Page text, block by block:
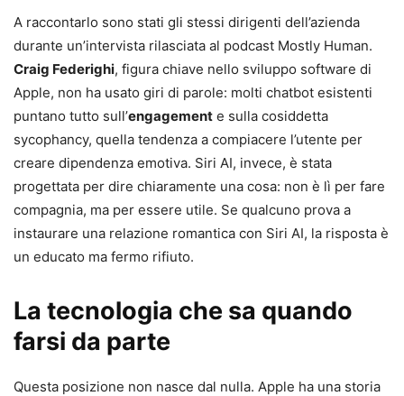
A raccontarlo sono stati gli stessi dirigenti dell’azienda
durante un’intervista rilasciata al podcast Mostly Human.
Craig Federighi, figura chiave nello sviluppo software di
Apple, non ha usato giri di parole: molti chatbot esistenti
puntano tutto sull’engagement e sulla cosiddetta
sycophancy, quella tendenza a compiacere l’utente per
creare dipendenza emotiva. Siri AI, invece, è stata
progettata per dire chiaramente una cosa: non è lì per fare
compagnia, ma per essere utile. Se qualcuno prova a
instaurare una relazione romantica con Siri AI, la risposta è
un educato ma fermo rifiuto.
La tecnologia che sa quando
farsi da parte
Questa posizione non nasce dal nulla. Apple ha una storia